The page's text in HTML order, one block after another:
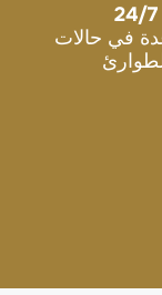
24/7
في حالات